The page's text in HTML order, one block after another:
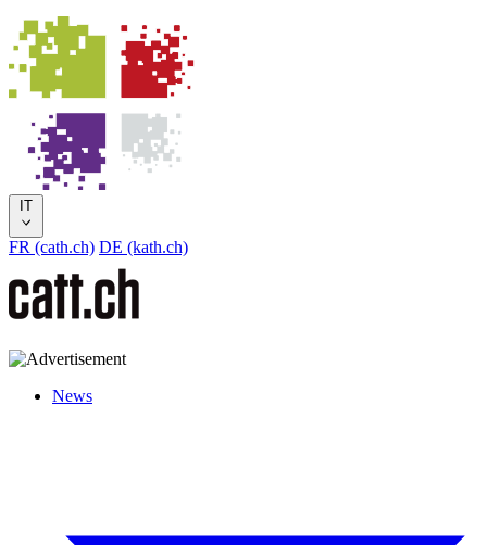
IT
FR (cath.ch) DE (kath.ch)
News